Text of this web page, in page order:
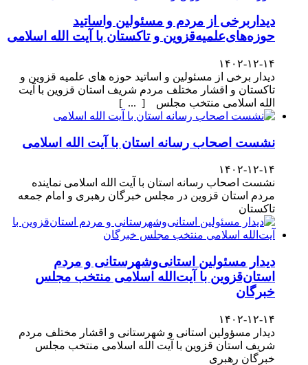
دیداربرخی از مردم و مسئولین واساتید
حوزه‌های‌علمیه‌قزوین و تاکستان با آیت الله اسلامی
۱۴۰۲-۱۲-۱۴
دیدار برخی از مسئولین و اساتید حوزه های علمیه قزوین و
تاکستان و اقشار مختلف مردم شریف استان قزوین با آیت
الله اسلامی منتخب مجلس [ ... ]
نشست اصحاب رسانه استان با آیت الله اسلامی
۱۴۰۲-۱۲-۱۴
نشست اصحاب رسانه استان با آیت الله اسلامی نماینده
مردم استان قزوین در مجلس خبرگان رهبری و امام جمعه
تاکستان
دیدار مسئولین استانی‌وشهرستانی و مردم‌
استان‌قزوین با آیت‌الله‌ اسلامی منتخب مجلس‌
خبرگان
۱۴۰۲-۱۲-۱۴
دیدار مسؤولین استانی و شهرستانی و اقشار مختلف مردم
شریف استان قزوین با آیت الله اسلامی منتخب مجلس
خبرگان رهبری